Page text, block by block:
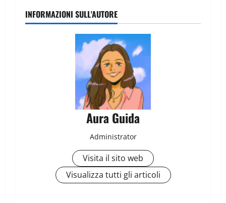
INFORMAZIONI SULL'AUTORE
Aura Guida
Administrator
Visita il sito web
Visualizza tutti gli articoli